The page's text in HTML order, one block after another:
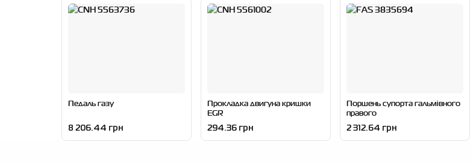
Педаль газу
8 206.44 грн
Прокладка двигуна кришки
EGR
294.36 грн
Поршень супорта гальмівного
правого
2 312.64 грн